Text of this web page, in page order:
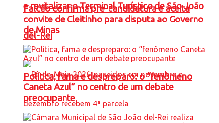
e revitalizar o Terminal Turístico de São João
del-Rei
Falcão confirma pré-candidatura e aceita
convite de Cleitinho para disputa ao Governo
de Minas
Política, fama e despreparo: o “fenômeno
Caneta Azul” no centro de um debate
preocupante